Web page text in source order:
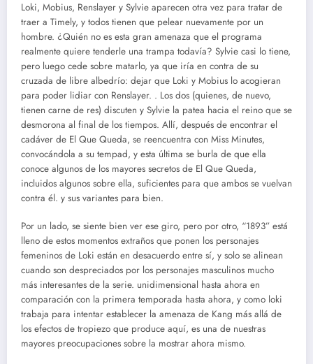
Loki, Mobius, Renslayer y Sylvie aparecen otra vez para tratar de
traer a Timely, y todos tienen que pelear nuevamente por un
hombre. ¿Quién no es esta gran amenaza que el programa
realmente quiere tenderle una trampa todavía? Sylvie casi lo tiene,
pero luego cede sobre matarlo, ya que iría en contra de su
cruzada de libre albedrío: dejar que Loki y Mobius lo acogieran
para poder lidiar con Renslayer. . Los dos (quienes, de nuevo,
tienen carne de res) discuten y Sylvie la patea hacia el reino que se
desmorona al final de los tiempos. Allí, después de encontrar el
cadáver de El Que Queda, se reencuentra con Miss Minutes,
convocándola a su tempad, y esta última se burla de que ella
conoce algunos de los mayores secretos de El Que Queda,
incluidos algunos sobre ella, suficientes para que ambos se vuelvan
contra él. y sus variantes para bien.
Por un lado, se siente bien ver ese giro, pero por otro, “1893” está
lleno de estos momentos extraños que ponen los personajes
femeninos de Loki están en desacuerdo entre sí, y solo se alinean
cuando son despreciados por los personajes masculinos mucho
más interesantes de la serie. unidimensional hasta ahora en
comparación con la primera temporada hasta ahora, y como loki
trabaja para intentar establecer la amenaza de Kang más allá de
los efectos de tropiezo que produce aquí, es una de nuestras
mayores preocupaciones sobre la mostrar ahora mismo.